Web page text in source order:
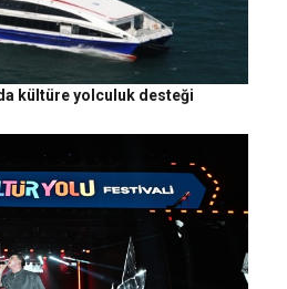
kültüre yolculuk desteği